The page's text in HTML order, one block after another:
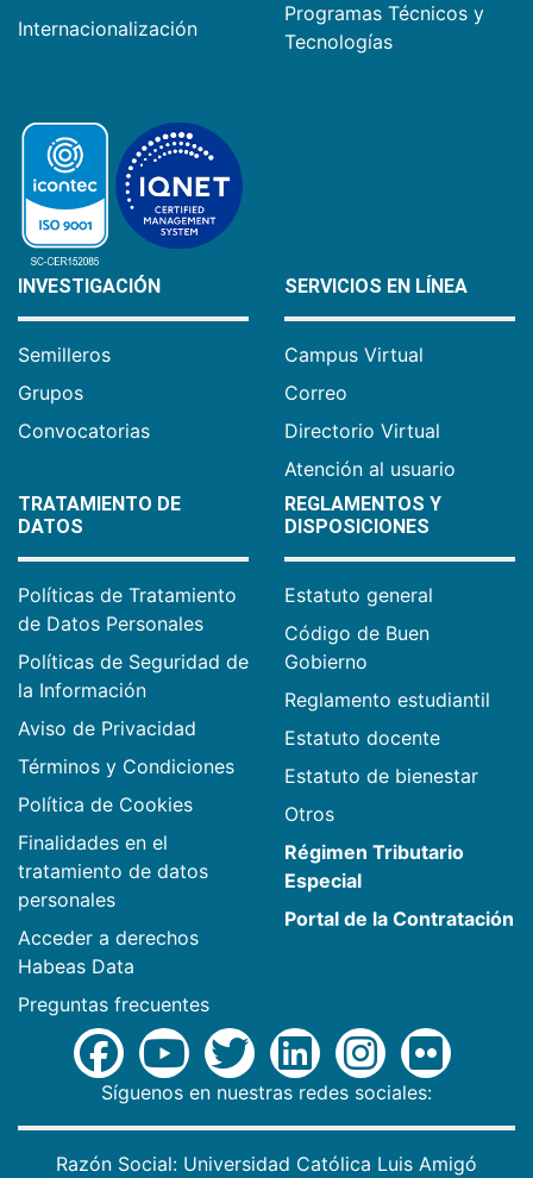
Internacionalización
Programas Técnicos y
Tecnologías
INVESTIGACIÓN
Semilleros
Grupos
Convocatorias
SERVICIOS EN LÍNEA
Campus Virtual
Correo
Directorio Virtual
Atención al usuario
TRATAMIENTO DE
DATOS
Políticas de Tratamiento
de Datos Personales
Políticas de Seguridad de
la Información
Aviso de Privacidad
Términos y Condiciones
Política de Cookies
Finalidades en el
tratamiento de datos
personales
Acceder a derechos
Habeas Data
Preguntas frecuentes
REGLAMENTOS Y
DISPOSICIONES
Estatuto general
Código de Buen
Gobierno
Reglamento estudiantil
Estatuto docente
Estatuto de bienestar
Otros
Régimen Tributario
Especial
Portal de la Contratación
Síguenos en nuestras redes sociales:
Razón Social: Universidad Católica Luis Amigó